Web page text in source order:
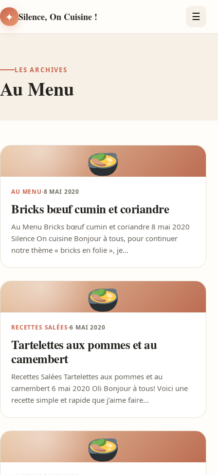
✦ Silence, On Cuisine ! ☰
LES ARCHIVES
Au Menu
AU MENU·8 MAI 2020
Bricks bœuf cumin et coriandre
Au Menu Bricks bœuf cumin et coriandre 8 mai 2020
Silence On cuisine Bonjour à tous, pour continuer
notre thème « bricks en folie », je…
RECETTES SALÉES·6 MAI 2020
Tartelettes aux pommes et au
camembert
Recettes Salées Tartelettes aux pommes et au
camembert 6 mai 2020 Oli Bonjour à tous! Voici une
recette simple et rapide que j’aime faire…